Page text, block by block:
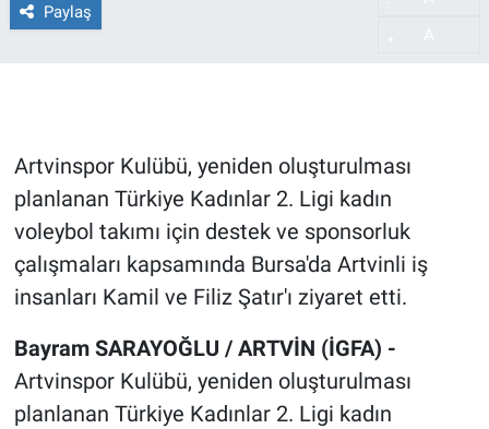
Paylaş
Artvinspor Kulübü, yeniden oluşturulması
planlanan Türkiye Kadınlar 2. Ligi kadın
voleybol takımı için destek ve sponsorluk
çalışmaları kapsamında Bursa'da Artvinli iş
insanları Kamil ve Filiz Şatır'ı ziyaret etti.
Bayram SARAYOĞLU / ARTVİN (İGFA) -
Artvinspor Kulübü, yeniden oluşturulması
planlanan Türkiye Kadınlar 2. Ligi kadın